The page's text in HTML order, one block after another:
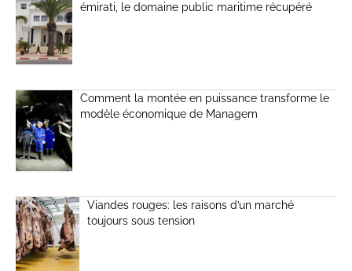
émirati, le domaine public maritime récupéré
Comment la montée en puissance transforme le
modèle économique de Managem
Viandes rouges: les raisons d’un marché
toujours sous tension